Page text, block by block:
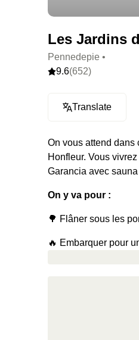
Les Jardins
Pennedepie •
9.6(652)
Translate
On vous attend
Honfleur. Vous
Garancia avec
On y va pour :
🌳 Flâner sous les
🔥 Embarquer pour